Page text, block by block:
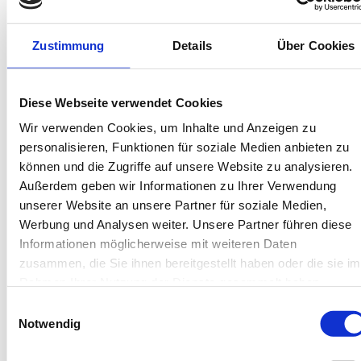
Zustimmung Details Über Cookies
Diese Webseite verwendet Cookies
Wir verwenden Cookies, um Inhalte und Anzeigen zu
personalisieren, Funktionen für soziale Medien anbieten zu
können und die Zugriffe auf unsere Website zu analysieren.
Außerdem geben wir Informationen zu Ihrer Verwendung
unserer Website an unsere Partner für soziale Medien,
Werbung und Analysen weiter. Unsere Partner führen diese
Informationen möglicherweise mit weiteren Daten
zusammen, die Sie ihnen bereitgestellt haben oder die sie im
Notwendig
Kartenzahlung möglich
Wäschepakete inklusive
Flugplatzstr 13, 26571 Juist
Objekt-Nr.: 3010002
Diese Unterkunft teilen: